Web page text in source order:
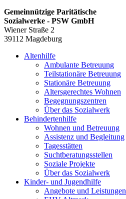
Gemeinnützige Paritätische
Sozialwerke - PSW GmbH
Wiener Straße 2
39112 Magdeburg
Altenhilfe
Ambulante Betreuung
Teilstationäre Betreuung
Stationäre Betreuung
Altersgerechtes Wohnen
Begegnungszentren
Über das Sozialwerk
Behindertenhilfe
Wohnen und Betreuung
Assistenz und Begleitung
Tagesstätten
Suchtberatungsstellen
Soziale Projekte
Über das Sozialwerk
Kinder- und Jugendhilfe
Angebote und Leistungen